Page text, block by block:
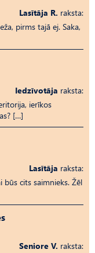
Lasītāja R. raksta:
pirms tajā ej. Saka,
Iedzīvotāja raksta:
ierīkos
[…]
Lasītāja raksta:
būs cits saimnieks. Žēl
Seniore V. raksta: